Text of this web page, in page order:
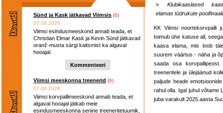
Sünd ja Kask jätkavad Viimsis (0)
07.08.2026
Viimsi esindusmeeskond annab teada, et
Christian Elmar Kask ja Kevin Sünd jätkavad
oranž-musta särgi kaitsmist ka algaval
hooajal.
Kommenteeri
Viimsi meeskonna treenerid (0)
07.08.2026
Viimsi korvpallimeeskond annab teada, et
algaval hooajal jätkab meie
esindusmeeskonna senine treeneritetuumik,
» Klubikaaslased
elamas tüdrukute
KK Viimsi noortekorvpalli
toimub ühe katuse all,
kaasa elama, mis loob
suurem väärtus - näha ja
saada osa
treeneritele ja ülejäänud
paljude heade
rahul olla. Igal juhul võtame
juba varakult 2025.aasta